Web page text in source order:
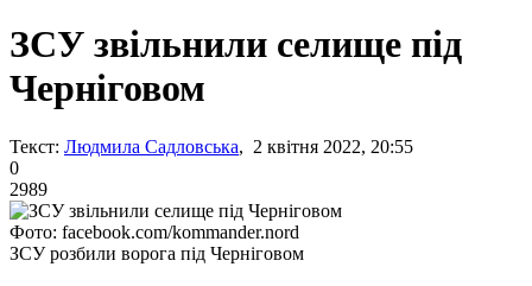
ЗСУ звільнили селище під
Черніговом
Текст: Людмила Садловська, 2 квітня 2022, 20:55
0
2989
Фото: facebook.com/kommander.nord
ЗСУ розбили ворога під Черніговом